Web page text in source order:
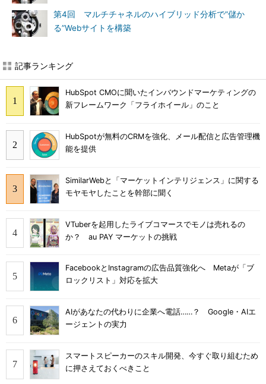
第4回 マルチチャネルのハイブリッド分析で”儲か
る”Webサイトを構築
記事ランキング
HubSpot CMOに聞いたインバウンドマーケティングの
新フレームワーク「フライホイール」のこと
HubSpotが無料のCRMを強化、メール配信と広告管理機
能を提供
SimilarWebと「マーケットインテリジェンス」に関する
モヤモヤしたことを幹部に聞く
VTuberを起用したライブコマースでモノは売れるの
か？ au PAY マーケットの挑戦
FacebookとInstagramの広告品質強化へ Metaが「ブ
ロックリスト」対応を拡大
AIがあなたの代わりに企業へ電話……？ Google・AIエ
ージェントの実力
スマートスピーカーのスキル開発、今すぐ取り組むため
に押さえておくべきこと